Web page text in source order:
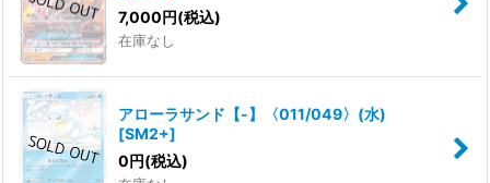
7,000円(税込)
在庫なし
アローラサンド【-】〈011/049〉(水)
[SM2+]
0円(税込)